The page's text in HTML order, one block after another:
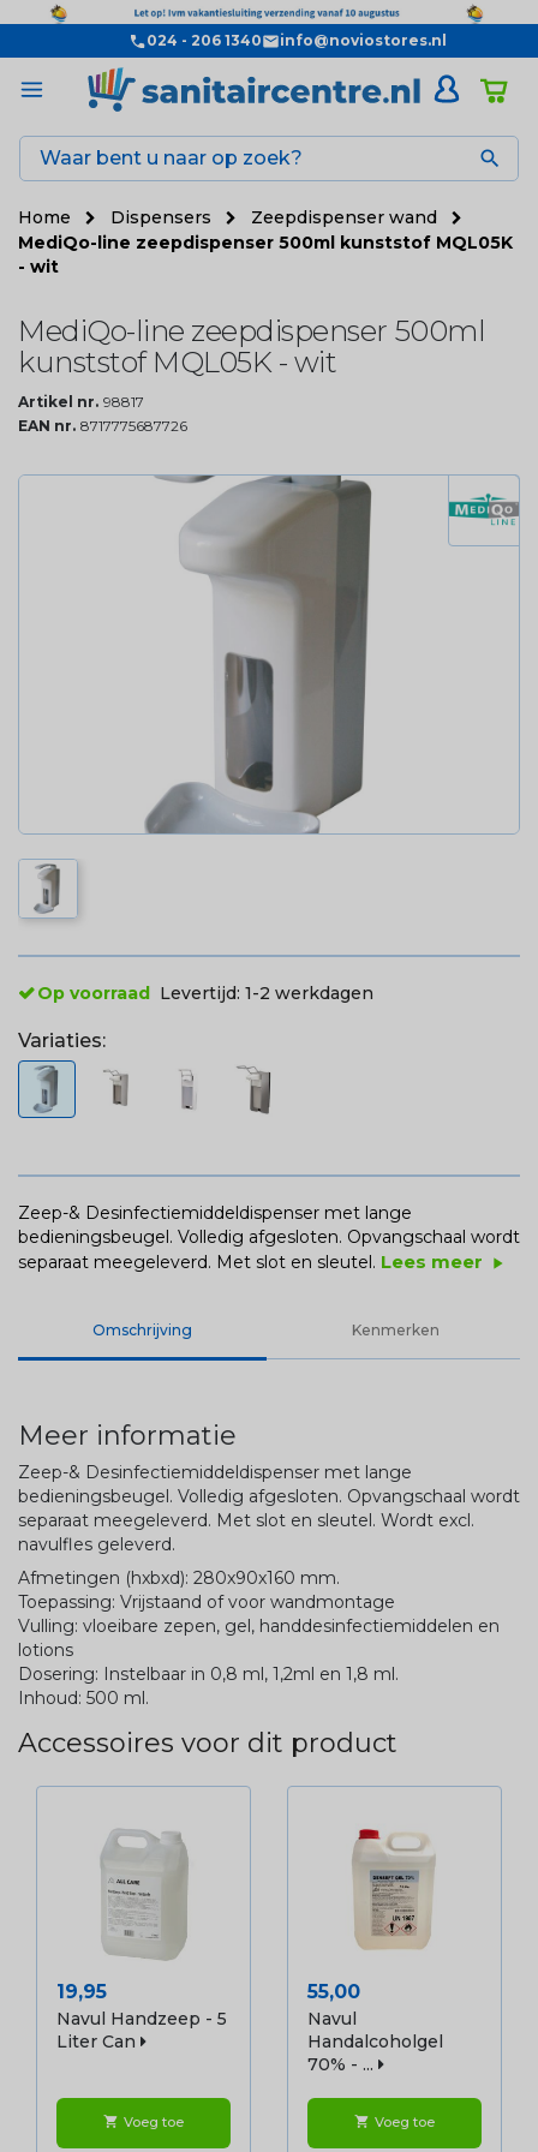
024 - 206 1340 info@noviostores.nl

Home Dispensers
Zeepdispenser wand
MediQo-line zeepdispenser 500ml kunststof MQL05K
- wit
MediQo-line zeepdispenser 500ml
kunststof MQL05K - wit
Artikel nr. 98817
EAN nr. 8717775687726
Op voorraad Levertijd: 1-2 werkdagen
Variaties:
Zeep-& Desinfectiemiddeldispenser met lange
bedieningsbeugel. Volledig afgesloten. Opvangschaal wordt
separaat meegeleverd. Met slot en sleutel. Lees meer play_arrow
Omschrijving Kenmerken
Meer informatie
Zeep-& Desinfectiemiddeldispenser met lange
bedieningsbeugel. Volledig afgesloten. Opvangschaal wordt
separaat meegeleverd. Met slot en sleutel. Wordt excl.
navulfles geleverd.
Afmetingen (hxbxd): 280x90x160 mm.
Toepassing: Vrijstaand of voor wandmontage
Vulling: vloeibare zepen, gel, handdesinfectiemiddelen en
lotions
Dosering: Instelbaar in 0,8 ml, 1,2ml en 1,8 ml.
Inhoud: 500 ml.
Accessoires voor dit product
Prijs
19,95
Navul Handzeep - 5
Liter Can
shopping_cart Voeg toe
Prijs
55,00
Navul
Handalcoholgel
70% - ...
shopping_cart Voeg toe